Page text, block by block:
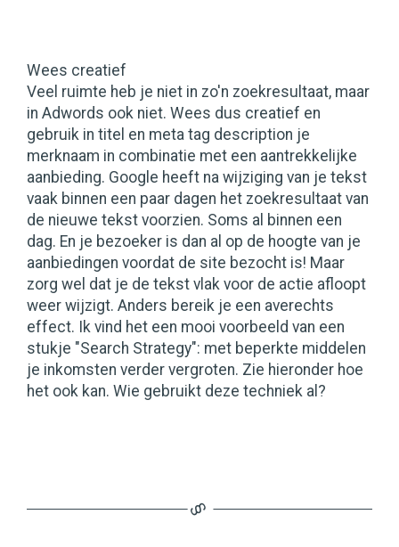
Wees creatief
Veel ruimte heb je niet in zo'n zoekresultaat, maar
in Adwords ook niet. Wees dus creatief en
gebruik in titel en meta tag description je
merknaam in combinatie met een aantrekkelijke
aanbieding. Google heeft na wijziging van je tekst
vaak binnen een paar dagen het zoekresultaat van
de nieuwe tekst voorzien. Soms al binnen een
dag. En je bezoeker is dan al op de hoogte van je
aanbiedingen voordat de site bezocht is! Maar
zorg wel dat je de tekst vlak voor de actie afloopt
weer wijzigt. Anders bereik je een averechts
effect. Ik vind het een mooi voorbeeld van een
stukje "Search Strategy": met beperkte middelen
je inkomsten verder vergroten. Zie hieronder hoe
het ook kan. Wie gebruikt deze techniek al?